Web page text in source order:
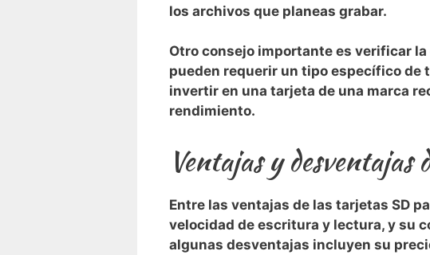
los archivos que planeas grabar.
Otro consejo importante es verificar
pueden requerir un tipo específico de
invertir en una tarjeta de una ⁤marca
rendimiento.
Ventajas y
Entre las ventajas de las tarjetas‌ SD​
velocidad de ​escritura y lectura, y su
algunas​ desventajas incluyen ​su